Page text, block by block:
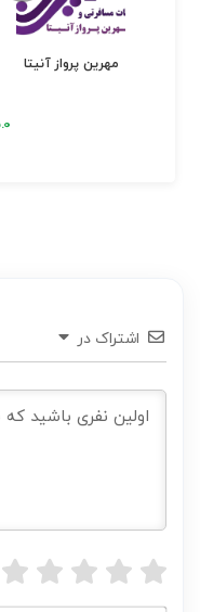
مهرین پرواز آنیتا
اشتراک در